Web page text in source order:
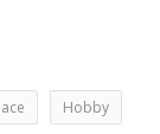
Hobby